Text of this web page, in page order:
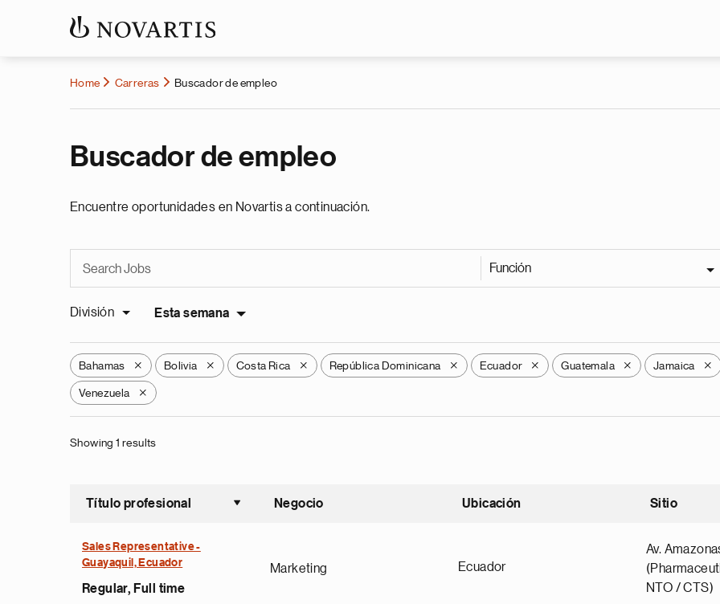
Home Carreras Buscador de empleo
Buscador de empleo
Encuentre oportunidades en Novartis a continuación.
Función
División Esta semana
Bahamas X Bolivia X Costa Rica X República Dominicana X Ecuador X Guatemala X Jamaica X
Venezuela X
Showing 1 results
Título profesional
Ordenar ascendente
Negocio Ubicación Sitio
Sales Representative -
Guayaquil, Ecuador
Regular, Full time
Marketing Ecuador
Av.
NTO / CTS)